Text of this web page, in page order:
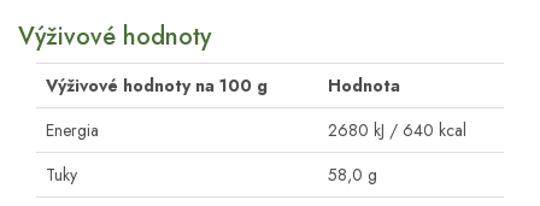
Výživové hodnoty
Výživové hodnoty na 100 g
Hodnota
Energia
2680 kJ / 640 kcal
Tuky
58,0 g